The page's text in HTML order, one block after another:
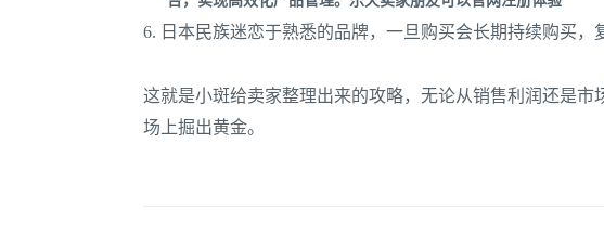
6. 日本民族迷恋于熟悉的品牌，一旦购买会长期持续购买，
这就是小斑给卖家整理出来的攻略，无论从销售利润还是
场上掘出黄金。